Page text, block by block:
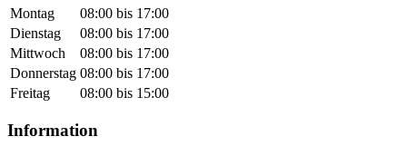
Montag
08:00 bis 17:00
Dienstag
08:00 bis 17:00
Mittwoch
08:00 bis 17:00
Donnerstag 08:00 bis 17:00
Freitag
08:00 bis 15:00
Information